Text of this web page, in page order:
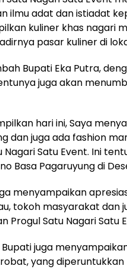
ilmu adat dan istiadat
kuliner khas nagari
pasar kuliner di
Bupati Eka Putra,
juga akan
hari ini, Saya
dan juga ada fashion
Nagari Satu Event. Ini
Basa Pagaruyung di
menyampaikan
tokoh masyarakat dan
Progul Satu Nagari Satu
juga
yang